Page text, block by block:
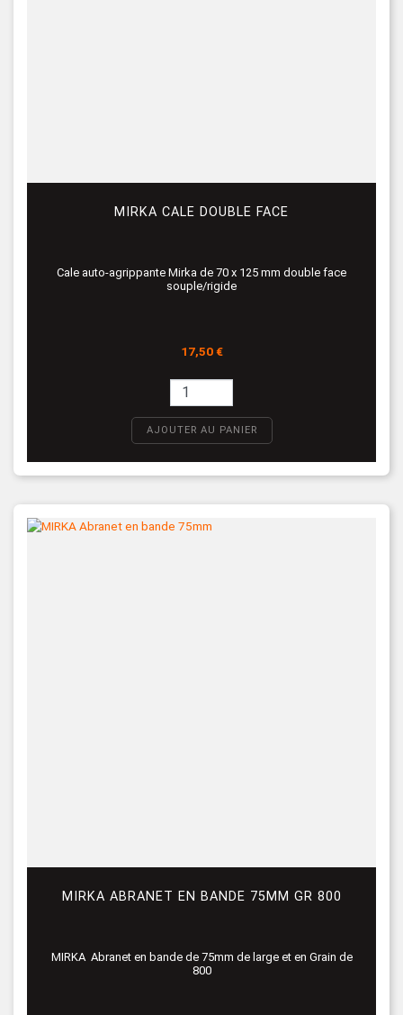
MIRKA CALE DOUBLE FACE
Cale auto-agrippante Mirka de 70 x 125 mm double face
souple/rigide
Prix
17,50 €
AJOUTER AU PANIER
MIRKA ABRANET EN BANDE 75MM GR 800
MIRKA Abranet en bande de 75mm de large et en Grain de
800